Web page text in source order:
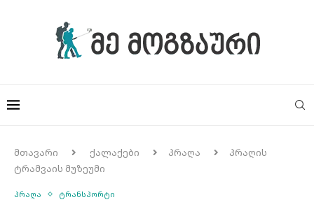
მთავარი ქალაქები პრაღა
პრაღის
ტრამვაის მუზეუმი
პრაღა ტრანსპორტი